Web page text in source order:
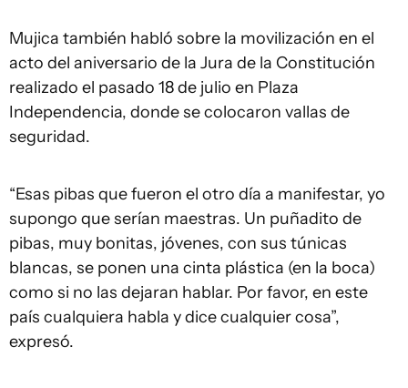
Mujica también habló sobre la movilización en el
acto del aniversario de la Jura de la Constitución
realizado el pasado 18 de julio en Plaza
Independencia, donde se colocaron vallas de
seguridad.
“Esas pibas que fueron el otro día a manifestar, yo
supongo que serían maestras. Un puñadito de
pibas, muy bonitas, jóvenes, con sus túnicas
blancas, se ponen una cinta plástica (en la boca)
como si no las dejaran hablar. Por favor, en este
país cualquiera habla y dice cualquier cosa”,
expresó.